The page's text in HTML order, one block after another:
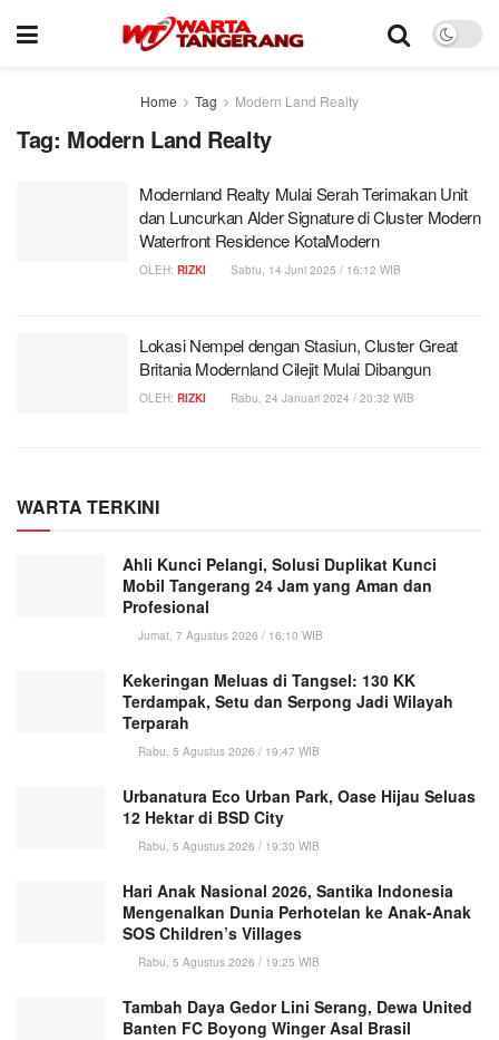
Home Tag Modern Land Realty
Tag: Modern Land Realty
Modernland Realty Mulai Serah Terimakan Unit
dan Luncurkan Alder Signature di Cluster Modern
Waterfront Residence KotaModern
OLEH: RIZKI Sabtu, 14 Juni 2025 / 16:12 WIB
Lokasi Nempel dengan Stasiun, Cluster Great
Britania Modernland Cilejit Mulai Dibangun
OLEH: RIZKI Rabu, 24 Januari 2024 / 20:32 WIB
WARTA TERKINI
Ahli Kunci Pelangi, Solusi Duplikat Kunci
Mobil Tangerang 24 Jam yang Aman dan
Profesional
Jumat, 7 Agustus 2026 / 16:10 WIB
Kekeringan Meluas di Tangsel: 130 KK
Terdampak, Setu dan Serpong Jadi Wilayah
Terparah
Rabu, 5 Agustus 2026 / 19:47 WIB
Urbanatura Eco Urban Park, Oase Hijau Seluas
12 Hektar di BSD City
Rabu, 5 Agustus 2026 / 19:30 WIB
Hari Anak Nasional 2026, Santika Indonesia
Mengenalkan Dunia Perhotelan ke Anak-Anak
SOS Children’s Villages
Rabu, 5 Agustus 2026 / 19:25 WIB
Tambah Daya Gedor Lini Serang, Dewa United
Banten FC Boyong Winger Asal Brasil